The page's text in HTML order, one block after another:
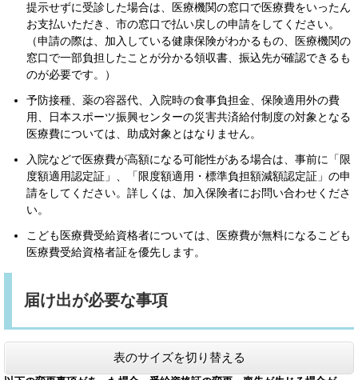
提示せずに受診した場合は、医療機関の窓口で医療費をいったん
お支払いただき、市の窓口で払い戻しの申請をしてください。
（申請の際は、加入している健康保険がわかるもの、医療機関の
窓口で一部負担したことが分かる領収書、振込先が確認できるも
のが必要です。）
予防接種、薬の容器代、入院時の食事負担金、保険適用外の費
用、日本スポーツ振興センターの災害共済給付制度の対象となる
医療費については、助成対象とはなりません。
入院などで医療費が高額になる可能性がある場合は、事前に「限
度額適用認定証」、「限度額適用・標準負担額減額認定証」の申
請をしてください。詳しくは、加入保険者にお問い合わせくださ
い。
こども医療費受給資格者については、医療費が無料になるこども
医療費受給資格者証を優先します。
届け出が必要な事項
表のサイズを切り替える